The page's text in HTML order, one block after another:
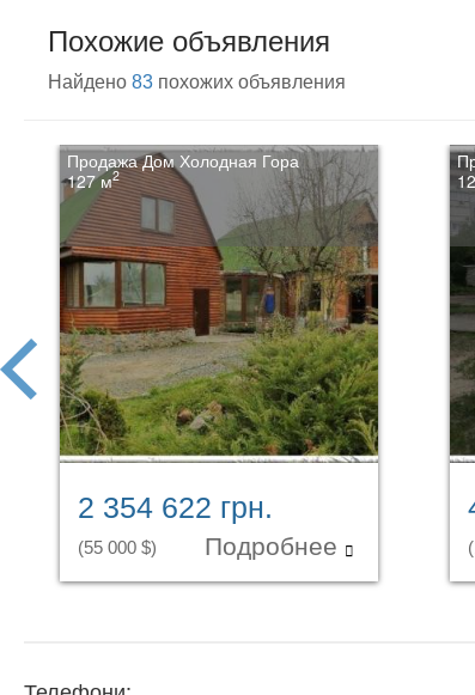
Похожие объявления
Найдено 83 похожих объявления
Продажа Дом Холодная Гора
127 м2
2 354 622 грн.
(55 000 $) Подробнее
prev